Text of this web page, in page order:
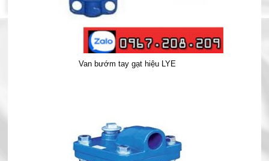
Van bướm tay gạt hiệu LYE